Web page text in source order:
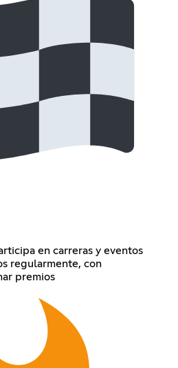
en carreras y eventos
regularmente, con
premios